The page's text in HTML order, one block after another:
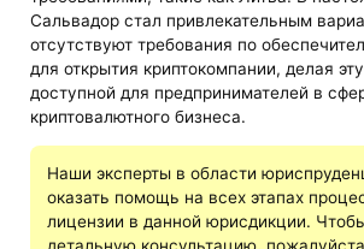
Сальвадор стал привлекательным
отсутствуют требования по
для открытия криптокомпании, делая
доступной для предпринимателей в
криптовалютного бизнеса.
Наши эксперты в области
оказать помощь на всех этапах
лицензии в данной юрисдикции.